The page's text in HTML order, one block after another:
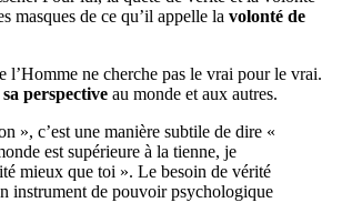
masques de ce qu’il appelle la volonté de
l’Homme ne cherche pas le vrai pour le vrai.
perspective au monde et aux autres.
», c’est une manière subtile de dire «
est supérieure à la tienne, je
mieux que toi ». Le besoin de vérité
instrument de pouvoir psychologique